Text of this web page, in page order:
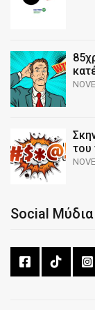
του
Social Μύδια